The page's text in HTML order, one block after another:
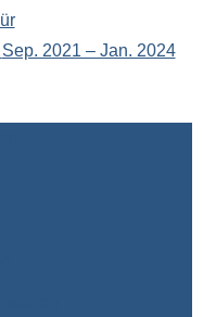
Sep. 2021 – Jan. 2024